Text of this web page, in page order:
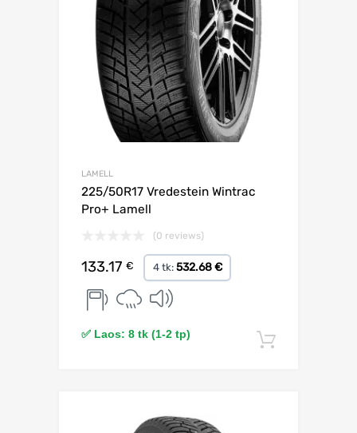
LAMELL
225/50R17 Vredestein Wintrac
Pro+ Lamell
(0 reviews)
133.17 € 4 tk: 532.68 €
✅ Laos: 8 tk (1-2 tp)